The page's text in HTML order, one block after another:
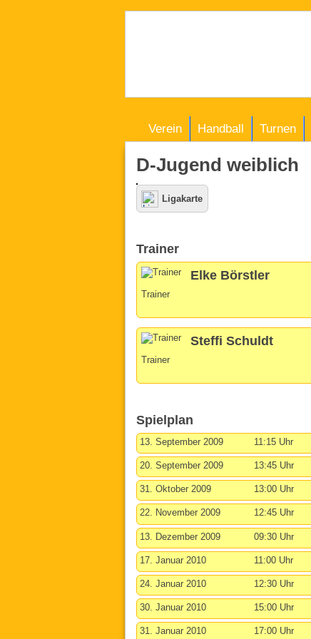
Verein Handball Turnen
D-Jugend weiblich
Ligakarte
Trainer
Elke Börstler
Trainer
Steffi Schuldt
Trainer
Spielplan
13. September 2009 11:15 Uhr
20. September 2009 13:45 Uhr
31. Oktober 2009 13:00 Uhr
22. November 2009 12:45 Uhr
13. Dezember 2009 09:30 Uhr
17. Januar 2010 11:00 Uhr
24. Januar 2010 12:30 Uhr
30. Januar 2010 15:00 Uhr
31. Januar 2010 17:00 Uhr